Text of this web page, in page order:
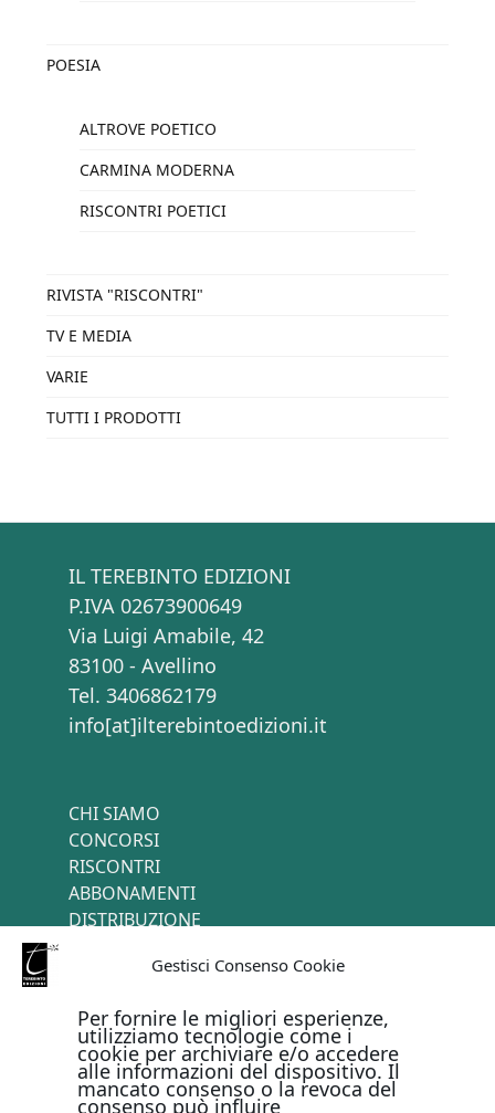
Gestisci Consenso Cookie
Per fornire le migliori esperienze,
utilizziamo tecnologie come i
cookie per archiviare e/o accedere
alle informazioni del dispositivo. Il
mancato consenso o la revoca del
consenso può influire
POESIA
ALTROVE POETICO
CARMINA MODERNA
RISCONTRI POETICI
RIVISTA "RISCONTRI"
TV E MEDIA
VARIE
TUTTI I PRODOTTI
IL TEREBINTO EDIZIONI
P.IVA 02673900649
Via Luigi Amabile, 42
83100 - Avellino
Tel. 3406862179
info[at]ilterebintoedizioni.it
CHI SIAMO
CONCORSI
RISCONTRI
ABBONAMENTI
DISTRIBUZIONE
PAGAMENTI ONLINE CON